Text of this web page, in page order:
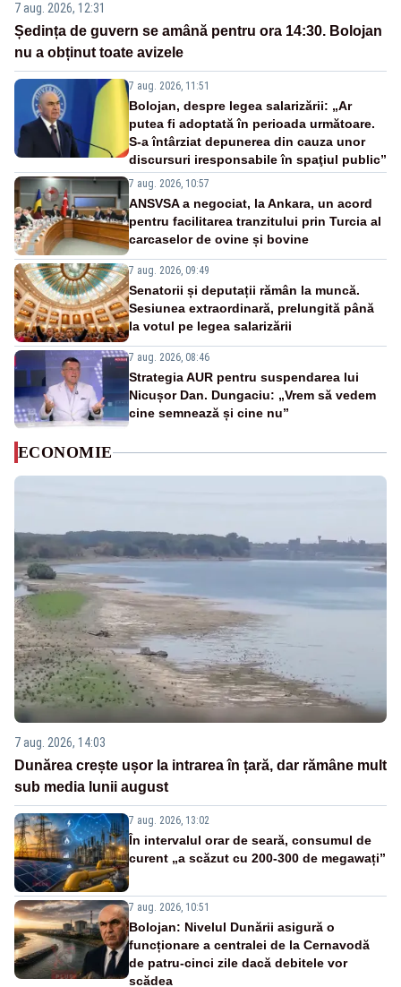
7 aug. 2026, 12:31
Ședința de guvern se amână pentru ora 14:30. Bolojan
nu a obținut toate avizele
7 aug. 2026, 11:51
Bolojan, despre legea salarizării: „Ar
putea fi adoptată în perioada următoare.
S-a întârziat depunerea din cauza unor
discursuri iresponsabile în spaţiul public”
7 aug. 2026, 10:57
ANSVSA a negociat, la Ankara, un acord
pentru facilitarea tranzitului prin Turcia al
carcaselor de ovine și bovine
7 aug. 2026, 09:49
Senatorii și deputații rămân la muncă.
Sesiunea extraordinară, prelungită până
la votul pe legea salarizării
7 aug. 2026, 08:46
Strategia AUR pentru suspendarea lui
Nicușor Dan. Dungaciu: „Vrem să vedem
cine semnează și cine nu”
ECONOMIE
7 aug. 2026, 14:03
Dunărea crește ușor la intrarea în țară, dar rămâne mult
sub media lunii august
7 aug. 2026, 13:02
În intervalul orar de seară, consumul de
curent „a scăzut cu 200-300 de megawați”
7 aug. 2026, 10:51
Bolojan: Nivelul Dunării asigură o
funcționare a centralei de la Cernavodă
de patru-cinci zile dacă debitele vor
scădea